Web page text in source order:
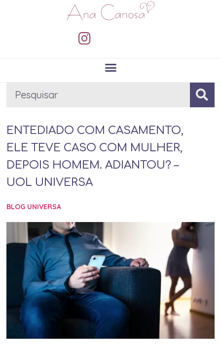
ENTEDIADO COM CASAMENTO,
ELE TEVE CASO COM MULHER,
DEPOIS HOMEM. ADIANTOU? –
UOL UNIVERSA
BLOG UNIVERSA